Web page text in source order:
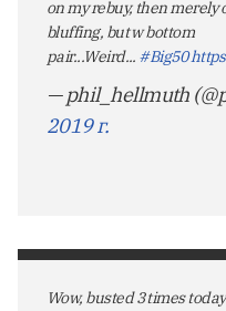
on my rebuy, then merely
bluffing, but w bottom
pair...Weird... #Big50
— phil_hellmuth
2019 г.
Wow, busted 3 times